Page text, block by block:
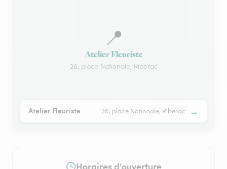
📍
Atelier Fleuriste
26, place Nationale, Riberac
Atelier Fleuriste 26, place Nationale, Riberac →
Horaires d'ouverture